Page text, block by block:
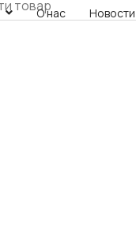
О нас Новости